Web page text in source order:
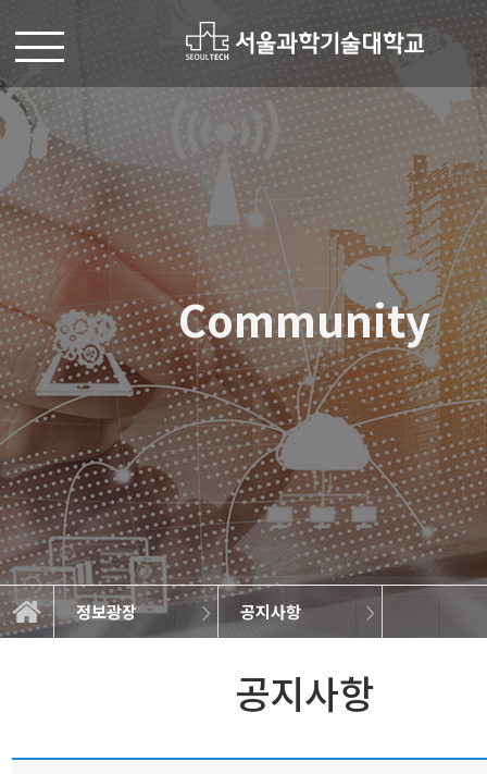
Community
정보광장 공지사항
학과소개
교과과정
학사정보
대학원
정보광장
공지사항
학과규정
취업정보
학과뉴스
갤러리
공지사항